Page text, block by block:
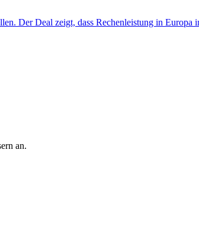
Der Deal zeigt, dass Rechenleistung in Europa
an.